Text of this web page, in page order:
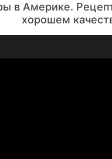
в Америке.
хорошем